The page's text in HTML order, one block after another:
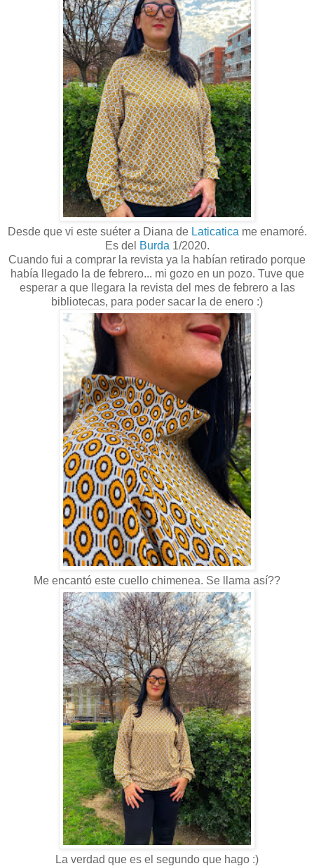
Desde que vi este suéter a Diana de Laticatica me enamoré.
Es del Burda 1/2020.
Cuando fui a comprar la revista ya la habían retirado porque
había llegado la de febrero... mi gozo en un pozo. Tuve que
esperar a que llegara la revista del mes de febrero a las
bibliotecas, para poder sacar la de enero :)
Me encantó este cuello chimenea. Se llama así??
La verdad que es el segundo que hago :)